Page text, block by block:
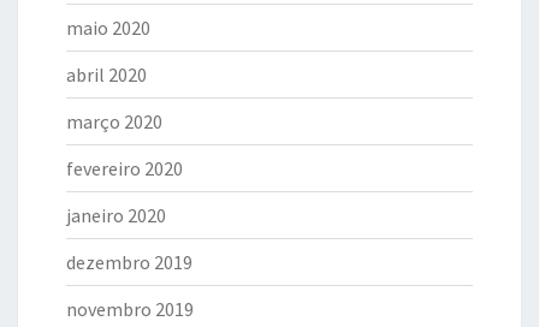
maio 2020
abril 2020
março 2020
fevereiro 2020
janeiro 2020
dezembro 2019
novembro 2019